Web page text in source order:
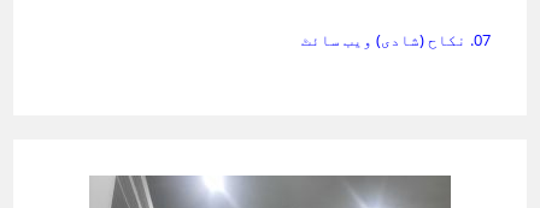
07. نکاح (شادی) ویب سائٹ